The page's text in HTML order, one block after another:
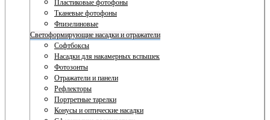
Пластиковые фотофоны
Тканевые фотофоны
Флизелиновые
Светоформирующие насадки и отражатели
Софтбоксы
Насадки для накамерных вспышек
Фотозонты
Отражатели и панели
Рефлекторы
Портретные тарелки
Конусы и оптические насадки